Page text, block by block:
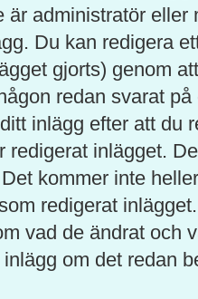
är administratör
Du kan redigera
gjorts) genom
redan svarat
inlägg efter att du
redigerat inlägget.
kommer inte
redigerat
vad de ändrat och
om det redan